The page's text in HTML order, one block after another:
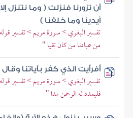
أن تزورنا فنزلت ( وما نتنزل
أيدينا وما خلفنا )
تفسير البغوي > سورة مريم > تفسير
من عبادنا من كان تقيا "
أفرأيت الذي كفر بآياتنا وقال
تفسير البغوي > سورة مريم > تفسير
فليمدد له الرحمن مدا "